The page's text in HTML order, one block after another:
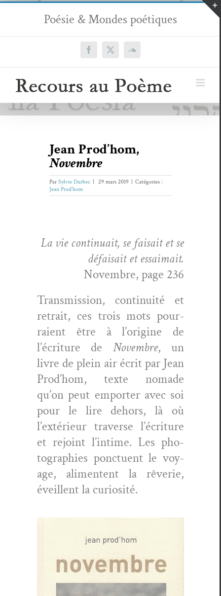
Passer
contenu
Poésie & Mondes poétiques
Facebook
X SoundCloud
Jean Prod’hom,
Novembre
ParSylvie Durbec 29 mars 2019
Catégories :
Jean Prod’hom
La vie con­tin­u­ait, se fai­sait et se
défai­sait et essaimait.
Novem­bre, page 236
Trans­mis­sion, con­ti­nu­ité et
retrait, ces trois mots pour­
raient être à l’origine de
l’écriture de Novem­bre, un
livre de plein air écrit par Jean
Prod’hom, texte nomade
qu’on peut emporter avec soi
pour le lire dehors, là où
l’extérieur tra­verse l’écriture
et rejoint l’intime. Les pho­
togra­phies ponctuent le voy­
age, ali­mentent la rêver­ie,
éveil­lent la curiosité.